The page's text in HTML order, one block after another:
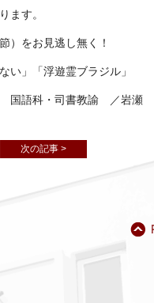
ます。
）をお見逃し無く！
」「浮遊霊ブラジル」
／岩瀬
次の記事 >